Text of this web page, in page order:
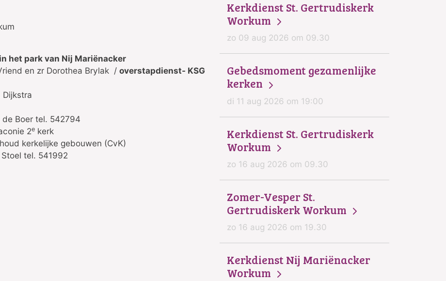
het park van Nij Mariënacker
en zr Dorothea Brylak / overstapdienst- KSG
tel. 542794
2e kerk
kerkelijke gebouwen (CvK)
tel. 541992
Kerkdienst St. Gertrudiskerk
Workum
zo 09 aug 2026 om 09.30
Gebedsmoment gezamenlijke
kerken
di 11 aug 2026 om 19:00
Kerkdienst St. Gertrudiskerk
Workum
zo 16 aug 2026 om 09.30
Zomer-Vesper St.
Gertrudiskerk Workum
zo 16 aug 2026 om 19.30
Kerkdienst Nij Mariënacker
Workum